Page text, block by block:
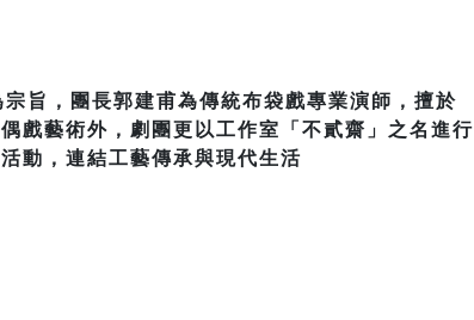
旨，團長郭建甫為傳統布袋戲專業演師，擅於
戲藝術外，劇團更以工作室「不貳齋」之名進行
動，連結工藝傳承與現代生活